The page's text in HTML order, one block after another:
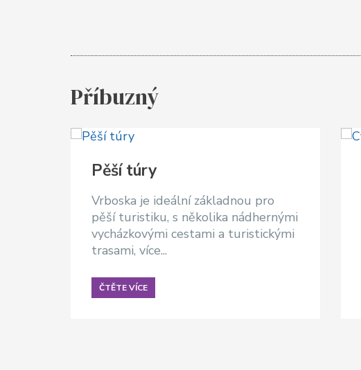
Příbuzný
Pěší túry
Vrboska je ideální základnou pro
pěší turistiku, s několika nádhernými
vycházkovými cestami a turistickými
trasami, více...
ČTĚTE VÍCE